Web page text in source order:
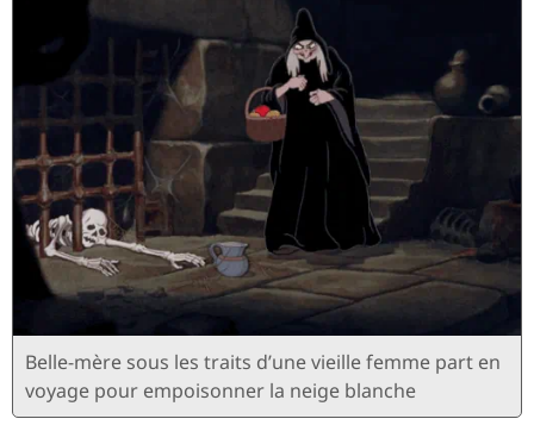
Belle-mère sous les traits d’une vieille femme part en
voyage pour empoisonner la neige blanche